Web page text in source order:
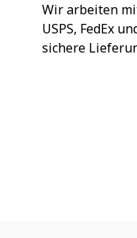
Wir arbeiten
USPS, FedEx
sichere